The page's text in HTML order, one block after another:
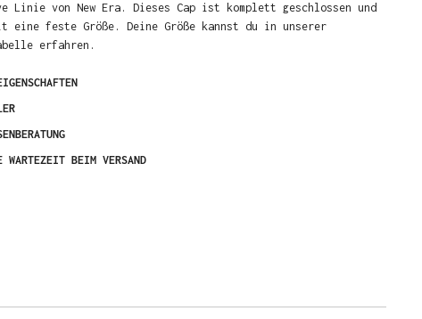
Linie von New Era. Dieses Cap ist komplett geschlossen und
eine feste Größe. Deine Größe kannst du in unserer
erfahren.
BEIM VERSAND